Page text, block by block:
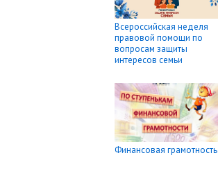
Всероссийская неделя
правовой помощи по
вопросам защиты
интересов семьи
Финансовая грамотность